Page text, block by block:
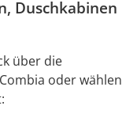
Duschkabinen
über die
oder wählen